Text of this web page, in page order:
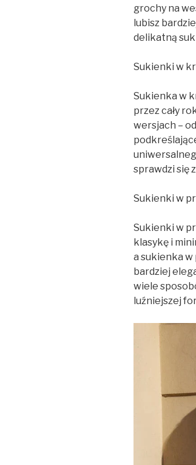
grochy na
lubisz
delikatną
Sukienki w
Sukienka w
przez cały
wersjach –
sprawdzi się
Sukienki w
Sukienki w
klasykę i
a sukienka w
bardziej
wiele
luźniejszej